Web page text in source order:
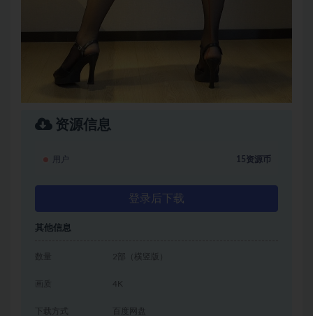
资源信息
用户 15资源币
登录后下载
其他信息
数量 2部（横竖版）
4K
下载方式 百度网盘